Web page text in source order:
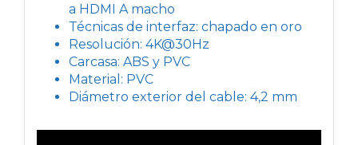
a HDMI A macho
Técnicas de interfaz: chapado en oro
Resolución: 4K@30Hz
Carcasa: ABS y PVC
Material: PVC
Diámetro exterior del cable: 4,2 mm